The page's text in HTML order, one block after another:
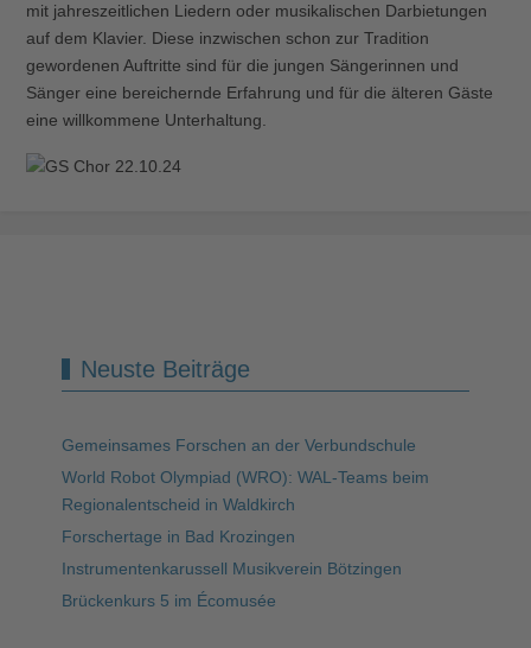
mit jahreszeitlichen Liedern oder musikalischen Darbietungen
auf dem Klavier. Diese inzwischen schon zur Tradition
gewordenen Auftritte sind für die jungen Sängerinnen und
Sänger eine bereichernde Erfahrung und für die älteren Gäste
eine willkommene Unterhaltung.
Neuste Beiträge
Gemeinsames Forschen an der Verbundschule
World Robot Olympiad (WRO): WAL-Teams beim
Regionalentscheid in Waldkirch
Forschertage in Bad Krozingen
Instrumentenkarussell Musikverein Bötzingen
Brückenkurs 5 im Écomusée